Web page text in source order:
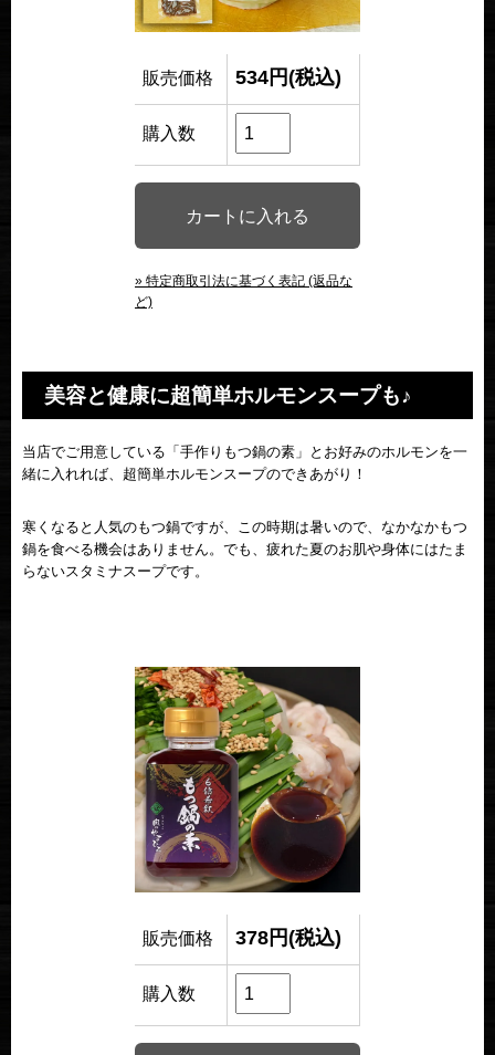
販売価格 534円(税込)
購入数
» 特定商取引法に基づく表記 (返品な
ど)
美容と健康に超簡単ホルモンスープも♪
当店でご用意している「手作りもつ鍋の素」とお好みのホルモンを一
緒に入れれば、超簡単ホルモンスープのできあがり！
寒くなると人気のもつ鍋ですが、この時期は暑いので、なかなかもつ
鍋を食べる機会はありません。でも、疲れた夏のお肌や身体にはたま
らないスタミナスープです。
販売価格 378円(税込)
購入数